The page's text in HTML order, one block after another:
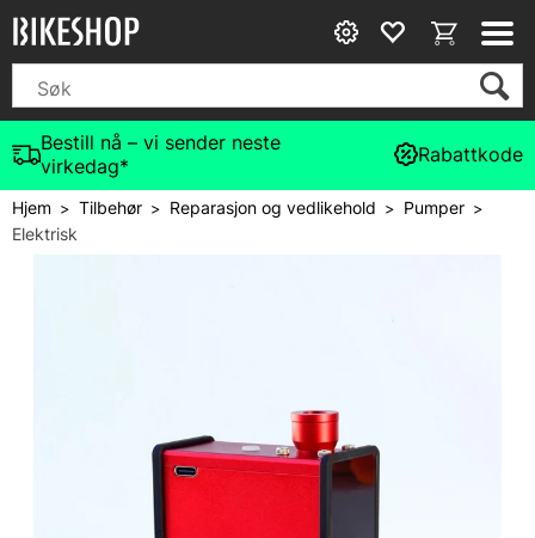
Bestill nå – vi sender neste
virkedag*
Rabattkode
Hjem>Tilbehør> Reparasjon og vedlikehold > Pumper>
Elektrisk